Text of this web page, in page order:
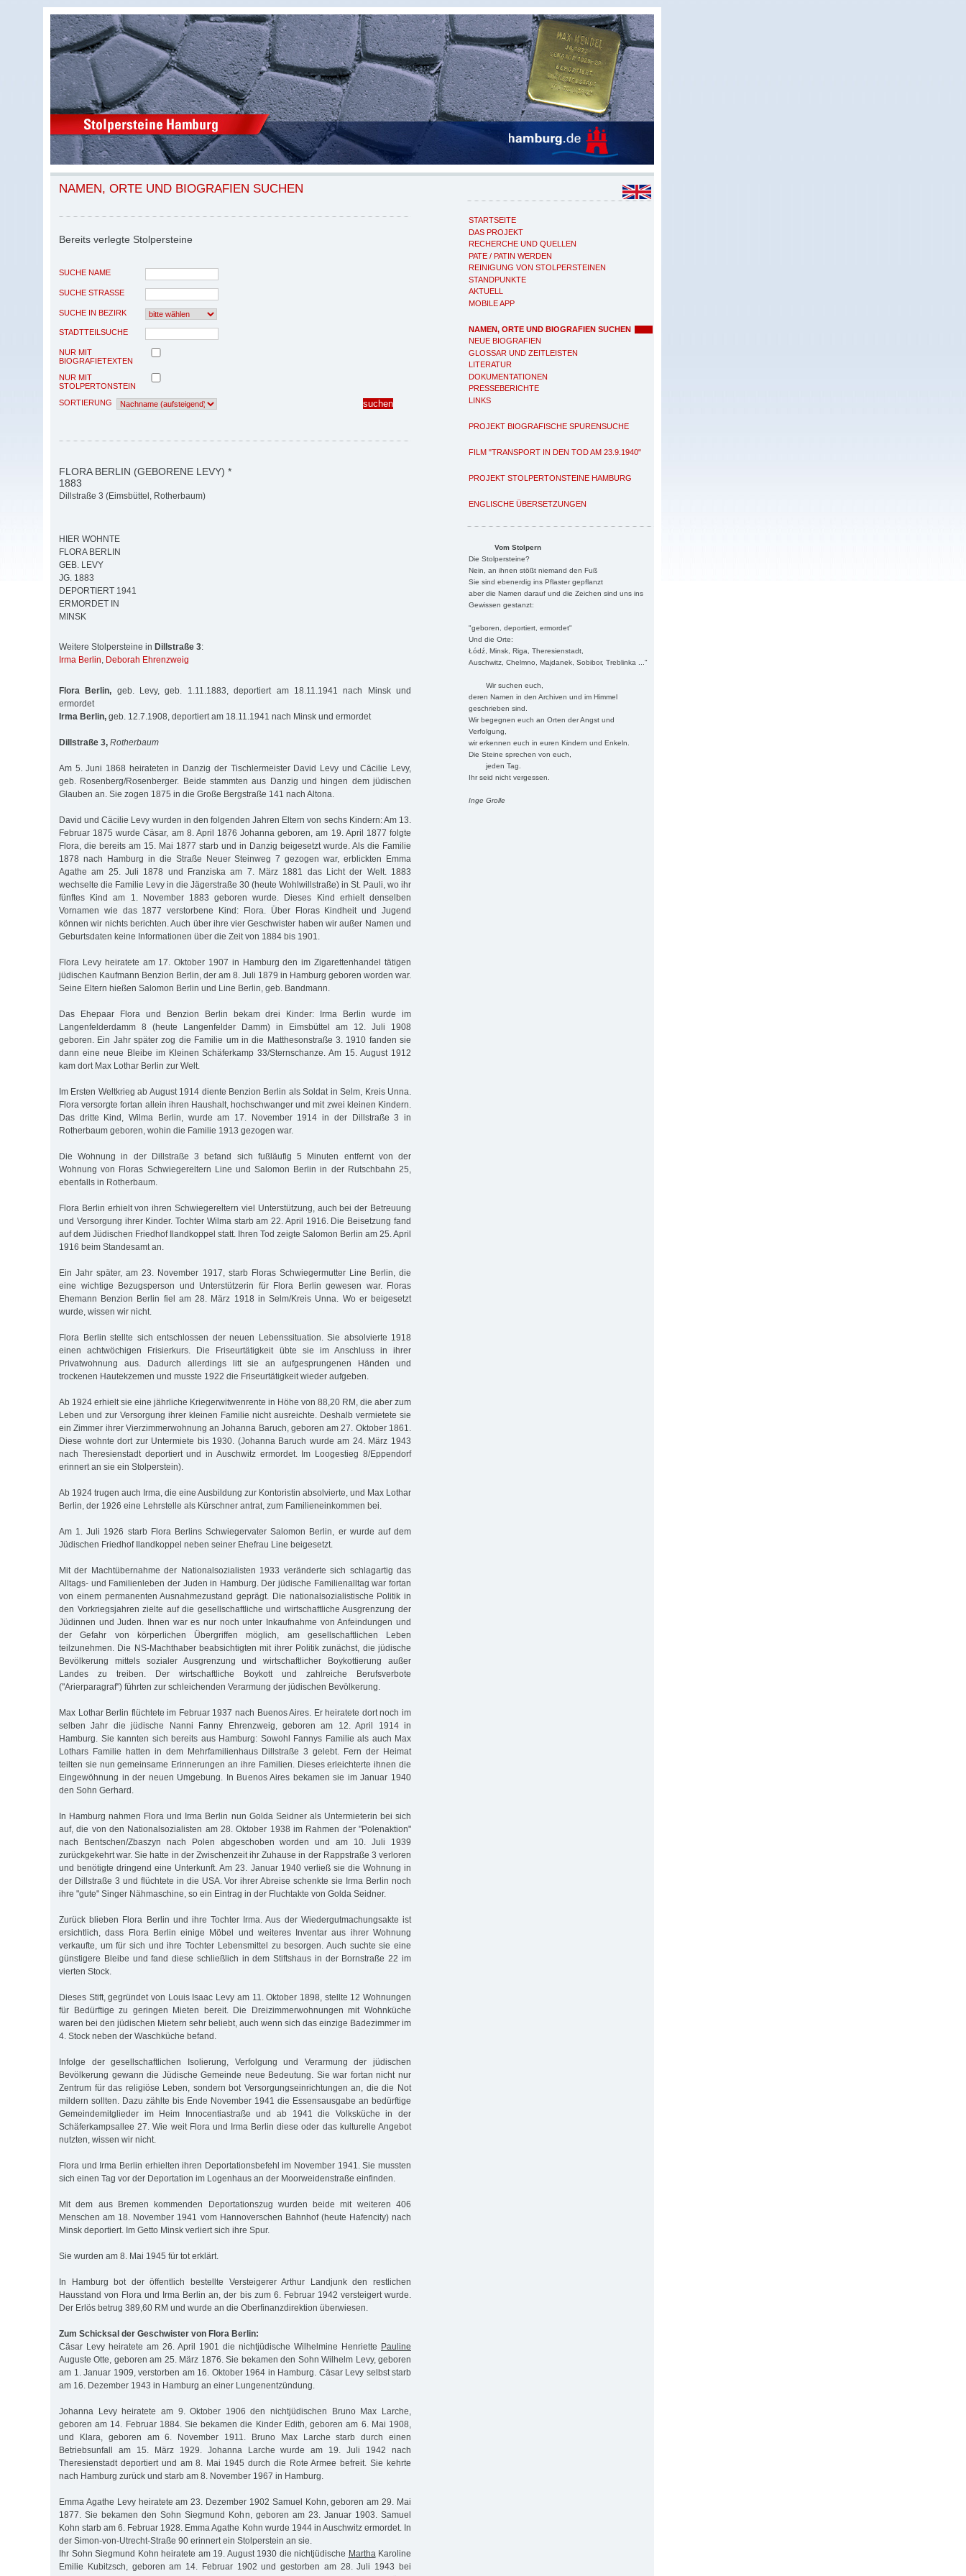
STARTSEITE
DAS PROJEKT
RECHERCHE UND QUELLEN
PATE / PATIN WERDEN
REINIGUNG VON STOLPERSTEINEN
STANDPUNKTE
AKTUELL
MOBILE APP
NAMEN, ORTE UND BIOGRAFIEN SUCHEN
NEUE BIOGRAFIEN
GLOSSAR UND ZEITLEISTEN
LITERATUR
DOKUMENTATIONEN
PRESSEBERICHTE
LINKS
PROJEKT BIOGRAFISCHE SPURENSUCHE
FILM "TRANSPORT IN DEN TOD AM 23.9.1940"
PROJEKT STOLPERTONSTEINE HAMBURG
ENGLISCHE ÜBERSETZUNGEN
Vom Stolpern
Die Stolpersteine?
Nein, an ihnen stößt niemand den Fuß
Sie sind ebenerdig ins Pflaster gepflanzt
aber die Namen darauf und die Zeichen sind uns ins
Gewissen gestanzt:
"geboren, deportiert, ermordet"
Und die Orte:
Łódź, Minsk, Riga, Theresienstadt,
Auschwitz, Chelmno, Majdanek, Sobibor, Treblinka ..."
Wir suchen euch,
deren Namen in den Archiven und im Himmel
geschrieben sind.
Wir begegnen euch an Orten der Angst und
Verfolgung,
wir erkennen euch in euren Kindern und Enkeln.
Die Steine sprechen von euch,
jeden Tag.
Ihr seid nicht vergessen.
Inge Grolle
NAMEN, ORTE UND BIOGRAFIEN SUCHEN
Bereits verlegte Stolpersteine
SUCHE NAME
SUCHE STRASSE
SUCHE IN BEZIRK
STADTTEILSUCHE
NUR MIT
BIOGRAFIETEXTEN
NUR MIT
STOLPERTONSTEIN
SORTIERUNG
FLORA BERLIN (GEBORENE LEVY) *
1883
Dillstraße 3 (Eimsbüttel, Rotherbaum)
HIER WOHNTE
FLORA BERLIN
GEB. LEVY
JG. 1883
DEPORTIERT 1941
ERMORDET IN
MINSK
Weitere Stolpersteine in Dillstraße 3:
Irma Berlin, Deborah Ehrenzweig
Flora Berlin, geb. Levy, geb. 1.11.1883, deportiert am 18.11.1941 nach Minsk und
ermordet
Irma Berlin, geb. 12.7.1908, deportiert am 18.11.1941 nach Minsk und ermordet
Dillstraße 3, Rotherbaum
Am 5. Juni 1868 heirateten in Danzig der Tischlermeister David Levy und Cäcilie Levy,
geb. Rosenberg/Rosenberger. Beide stammten aus Danzig und hingen dem jüdischen
Glauben an. Sie zogen 1875 in die Große Bergstraße 141 nach Altona.
David und Cäcilie Levy wurden in den folgenden Jahren Eltern von sechs Kindern: Am 13.
Februar 1875 wurde Cäsar, am 8. April 1876 Johanna geboren, am 19. April 1877 folgte
Flora, die bereits am 15. Mai 1877 starb und in Danzig beigesetzt wurde. Als die Familie
1878 nach Hamburg in die Straße Neuer Steinweg 7 gezogen war, erblickten Emma
Agathe am 25. Juli 1878 und Franziska am 7. März 1881 das Licht der Welt. 1883
wechselte die Familie Levy in die Jägerstraße 30 (heute Wohlwillstraße) in St. Pauli, wo ihr
fünftes Kind am 1. November 1883 geboren wurde. Dieses Kind erhielt denselben
Vornamen wie das 1877 verstorbene Kind: Flora. Über Floras Kindheit und Jugend
können wir nichts berichten. Auch über ihre vier Geschwister haben wir außer Namen und
Geburtsdaten keine Informationen über die Zeit von 1884 bis 1901.
Flora Levy heiratete am 17. Oktober 1907 in Hamburg den im Zigarettenhandel tätigen
jüdischen Kaufmann Benzion Berlin, der am 8. Juli 1879 in Hamburg geboren worden war.
Seine Eltern hießen Salomon Berlin und Line Berlin, geb. Bandmann.
Das Ehepaar Flora und Benzion Berlin bekam drei Kinder: Irma Berlin wurde im
Langenfelderdamm 8 (heute Langenfelder Damm) in Eimsbüttel am 12. Juli 1908
geboren. Ein Jahr später zog die Familie um in die Matthesonstraße 3. 1910 fanden sie
dann eine neue Bleibe im Kleinen Schäferkamp 33/Sternschanze. Am 15. August 1912
kam dort Max Lothar Berlin zur Welt.
Im Ersten Weltkrieg ab August 1914 diente Benzion Berlin als Soldat in Selm, Kreis Unna.
Flora versorgte fortan allein ihren Haushalt, hochschwanger und mit zwei kleinen Kindern.
Das dritte Kind, Wilma Berlin, wurde am 17. November 1914 in der Dillstraße 3 in
Rotherbaum geboren, wohin die Familie 1913 gezogen war.
Die Wohnung in der Dillstraße 3 befand sich fußläufig 5 Minuten entfernt von der
Wohnung von Floras Schwiegereltern Line und Salomon Berlin in der Rutschbahn 25,
ebenfalls in Rotherbaum.
Flora Berlin erhielt von ihren Schwiegereltern viel Unterstützung, auch bei der Betreuung
und Versorgung ihrer Kinder. Tochter Wilma starb am 22. April 1916. Die Beisetzung fand
auf dem Jüdischen Friedhof Ilandkoppel statt. Ihren Tod zeigte Salomon Berlin am 25. April
1916 beim Standesamt an.
Ein Jahr später, am 23. November 1917, starb Floras Schwiegermutter Line Berlin, die
eine wichtige Bezugsperson und Unterstützerin für Flora Berlin gewesen war. Floras
Ehemann Benzion Berlin fiel am 28. März 1918 in Selm/Kreis Unna. Wo er beigesetzt
wurde, wissen wir nicht.
Flora Berlin stellte sich entschlossen der neuen Lebenssituation. Sie absolvierte 1918
einen achtwöchigen Frisierkurs. Die Friseurtätigkeit übte sie im Anschluss in ihrer
Privatwohnung aus. Dadurch allerdings litt sie an aufgesprungenen Händen und
trockenen Hautekzemen und musste 1922 die Friseurtätigkeit wieder aufgeben.
Ab 1924 erhielt sie eine jährliche Kriegerwitwenrente in Höhe von 88,20 RM, die aber zum
Leben und zur Versorgung ihrer kleinen Familie nicht ausreichte. Deshalb vermietete sie
ein Zimmer ihrer Vierzimmerwohnung an Johanna Baruch, geboren am 27. Oktober 1861.
Diese wohnte dort zur Untermiete bis 1930. (Johanna Baruch wurde am 24. März 1943
nach Theresienstadt deportiert und in Auschwitz ermordet. Im Loogestieg 8/Eppendorf
erinnert an sie ein Stolperstein).
Ab 1924 trugen auch Irma, die eine Ausbildung zur Kontoristin absolvierte, und Max Lothar
Berlin, der 1926 eine Lehrstelle als Kürschner antrat, zum Familieneinkommen bei.
Am 1. Juli 1926 starb Flora Berlins Schwiegervater Salomon Berlin, er wurde auf dem
Jüdischen Friedhof Ilandkoppel neben seiner Ehefrau Line beigesetzt.
Mit der Machtübernahme der Nationalsozialisten 1933 veränderte sich schlagartig das
Alltags- und Familienleben der Juden in Hamburg. Der jüdische Familienalltag war fortan
von einem permanenten Ausnahmezustand geprägt. Die nationalsozialistische Politik in
den Vorkriegsjahren zielte auf die gesellschaftliche und wirtschaftliche Ausgrenzung der
Jüdinnen und Juden. Ihnen war es nur noch unter Inkaufnahme von Anfeindungen und
der Gefahr von körperlichen Übergriffen möglich, am gesellschaftlichen Leben
teilzunehmen. Die NS-Machthaber beabsichtigten mit ihrer Politik zunächst, die jüdische
Bevölkerung mittels sozialer Ausgrenzung und wirtschaftlicher Boykottierung außer
Landes zu treiben. Der wirtschaftliche Boykott und zahlreiche Berufsverbote
("Arierparagraf") führten zur schleichenden Verarmung der jüdischen Bevölkerung.
Max Lothar Berlin flüchtete im Februar 1937 nach Buenos Aires. Er heiratete dort noch im
selben Jahr die jüdische Nanni Fanny Ehrenzweig, geboren am 12. April 1914 in
Hamburg. Sie kannten sich bereits aus Hamburg: Sowohl Fannys Familie als auch Max
Lothars Familie hatten in dem Mehrfamilienhaus Dillstraße 3 gelebt. Fern der Heimat
teilten sie nun gemeinsame Erinnerungen an ihre Familien. Dieses erleichterte ihnen die
Eingewöhnung in der neuen Umgebung. In Buenos Aires bekamen sie im Januar 1940
den Sohn Gerhard.
In Hamburg nahmen Flora und Irma Berlin nun Golda Seidner als Untermieterin bei sich
auf, die von den Nationalsozialisten am 28. Oktober 1938 im Rahmen der "Polenaktion"
nach Bentschen/Zbaszyn nach Polen abgeschoben worden und am 10. Juli 1939
zurückgekehrt war. Sie hatte in der Zwischenzeit ihr Zuhause in der Rappstraße 3 verloren
und benötigte dringend eine Unterkunft. Am 23. Januar 1940 verließ sie die Wohnung in
der Dillstraße 3 und flüchtete in die USA. Vor ihrer Abreise schenkte sie Irma Berlin noch
ihre "gute" Singer Nähmaschine, so ein Eintrag in der Fluchtakte von Golda Seidner.
Zurück blieben Flora Berlin und ihre Tochter Irma. Aus der Wiedergutmachungsakte ist
ersichtlich, dass Flora Berlin einige Möbel und weiteres Inventar aus ihrer Wohnung
verkaufte, um für sich und ihre Tochter Lebensmittel zu besorgen. Auch suchte sie eine
günstigere Bleibe und fand diese schließlich in dem Stiftshaus in der Bornstraße 22 im
vierten Stock.
Dieses Stift, gegründet von Louis Isaac Levy am 11. Oktober 1898, stellte 12 Wohnungen
für Bedürftige zu geringen Mieten bereit. Die Dreizimmerwohnungen mit Wohnküche
waren bei den jüdischen Mietern sehr beliebt, auch wenn sich das einzige Badezimmer im
4. Stock neben der Waschküche befand.
Infolge der gesellschaftlichen Isolierung, Verfolgung und Verarmung der jüdischen
Bevölkerung gewann die Jüdische Gemeinde neue Bedeutung. Sie war fortan nicht nur
Zentrum für das religiöse Leben, sondern bot Versorgungseinrichtungen an, die die Not
mildern sollten. Dazu zählte bis Ende November 1941 die Essensausgabe an bedürftige
Gemeindemitglieder im Heim Innocentiastraße und ab 1941 die Volksküche in der
Schäferkampsallee 27. Wie weit Flora und Irma Berlin diese oder das kulturelle Angebot
nutzten, wissen wir nicht.
Flora und Irma Berlin erhielten ihren Deportationsbefehl im November 1941. Sie mussten
sich einen Tag vor der Deportation im Logenhaus an der Moorweidenstraße einfinden.
Mit dem aus Bremen kommenden Deportationszug wurden beide mit weiteren 406
Menschen am 18. November 1941 vom Hannoverschen Bahnhof (heute Hafencity) nach
Minsk deportiert. Im Getto Minsk verliert sich ihre Spur.
Sie wurden am 8. Mai 1945 für tot erklärt.
In Hamburg bot der öffentlich bestellte Versteigerer Arthur Landjunk den restlichen
Hausstand von Flora und Irma Berlin an, der bis zum 6. Februar 1942 versteigert wurde.
Der Erlös betrug 389,60 RM und wurde an die Oberfinanzdirektion überwiesen.
Zum Schicksal der Geschwister von Flora Berlin:
Cäsar Levy heiratete am 26. April 1901 die nichtjüdische Wilhelmine Henriette Pauline
Auguste Otte, geboren am 25. März 1876. Sie bekamen den Sohn Wilhelm Levy, geboren
am 1. Januar 1909, verstorben am 16. Oktober 1964 in Hamburg. Cäsar Levy selbst starb
am 16. Dezember 1943 in Hamburg an einer Lungenentzündung.
Johanna Levy heiratete am 9. Oktober 1906 den nichtjüdischen Bruno Max Larche,
geboren am 14. Februar 1884. Sie bekamen die Kinder Edith, geboren am 6. Mai 1908,
und Klara, geboren am 6. November 1911. Bruno Max Larche starb durch einen
Betriebsunfall am 15. März 1929. Johanna Larche wurde am 19. Juli 1942 nach
Theresienstadt deportiert und am 8. Mai 1945 durch die Rote Armee befreit. Sie kehrte
nach Hamburg zurück und starb am 8. November 1967 in Hamburg.
Emma Agathe Levy heiratete am 23. Dezember 1902 Samuel Kohn, geboren am 29. Mai
1877. Sie bekamen den Sohn Siegmund Kohn, geboren am 23. Januar 1903. Samuel
Kohn starb am 6. Februar 1928. Emma Agathe Kohn wurde 1944 in Auschwitz ermordet. In
der Simon-von-Utrecht-Straße 90 erinnert ein Stolperstein an sie.
Ihr Sohn Siegmund Kohn heiratete am 19. August 1930 die nichtjüdische Martha Karoline
Emilie Kubitzsch, geboren am 14. Februar 1902 und gestorben am 28. Juli 1943 bei